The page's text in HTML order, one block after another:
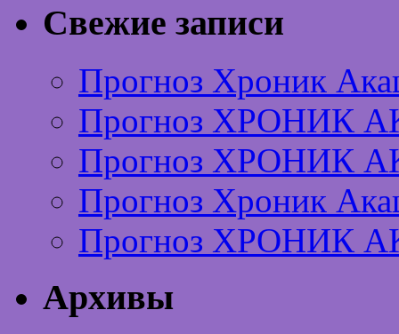
Свежие записи
Прогноз Хроник
Прогноз ХРОНИК
Прогноз ХРОНИК
Прогноз Хроник
Прогноз ХРОНИК
Архивы